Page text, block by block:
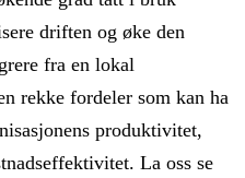
driften og øke den
fra en lokal
rekke fordeler som kan ha
produktivitet,
La oss se